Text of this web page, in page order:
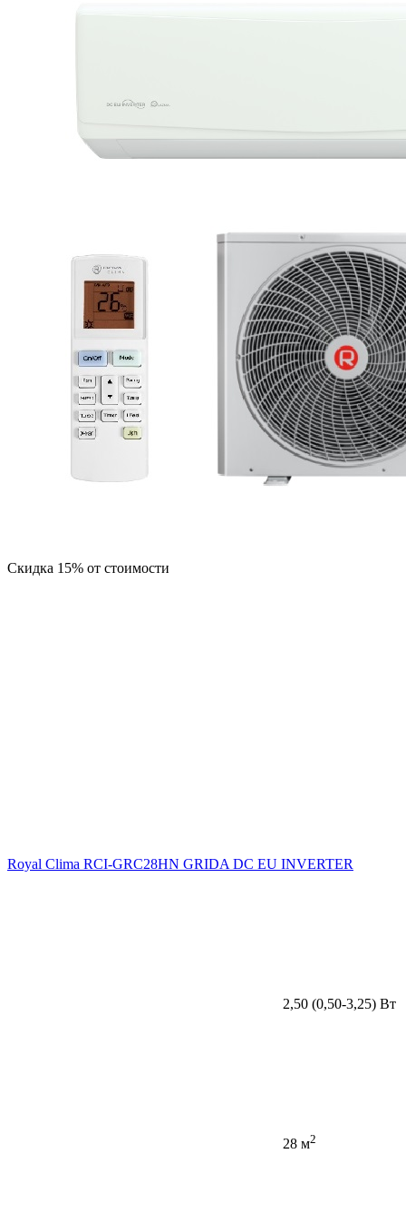
Скидка 15% от стоимости
Royal Clima RCI-GRC28HN GRIDA DC EU INVERTER
2,50 (0,50-3,25) Вт
28 м2